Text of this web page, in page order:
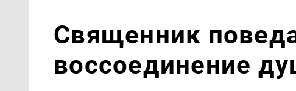
Священник
воссоединение